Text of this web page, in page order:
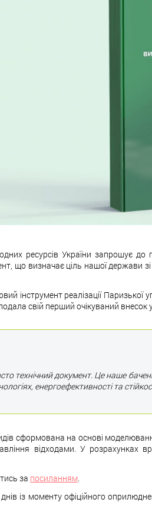
ресурсів України запрошує
що визначає ціль нашої держави
інструмент реалізації
свій перший очікуваний
технічний документ. Це наше
енергоефективності та
сформована на основі
відходами. У розрахунках
за посиланням.
із моменту офіційного